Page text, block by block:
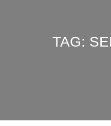
TAG: